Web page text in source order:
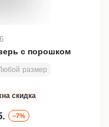
с порошком
размер
скидка
–7%